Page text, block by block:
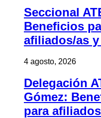
Seccional
Beneficios
afiliados/as
4 agosto, 2026
Delegación
Gómez:
para